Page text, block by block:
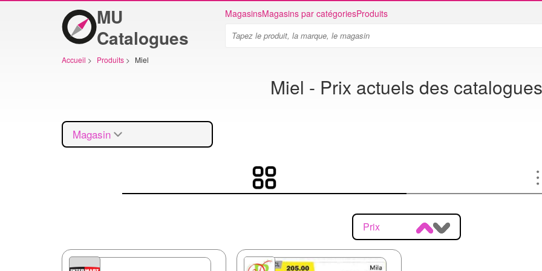
MU
Catalogues
MagasinsMagasins par catégoriesProduits
Accueil > Produits > Miel
Miel - Prix actuels des catalogues
Magasin
Prix